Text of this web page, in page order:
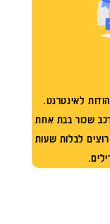
לאינטרנט.
שכור בבת אחת
לבלות שעות